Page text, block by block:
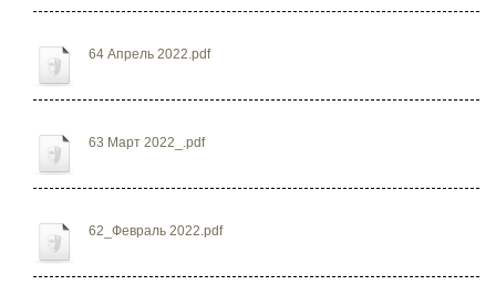
64 Апрель 2022.pdf
63 Март 2022_.pdf
62_Февраль 2022.pdf